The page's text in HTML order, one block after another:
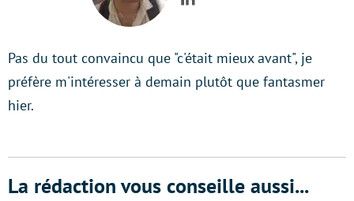
LinkedIn
Pas du tout convaincu que "c'était mieux avant", je
préfère m'intéresser à demain plutôt que fantasmer
hier.
La rédaction vous conseille aussi...